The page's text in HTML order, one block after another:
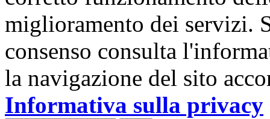
miglioramento dei servizi.
consenso consulta
la navigazione del sito
Informativa sulla privacy